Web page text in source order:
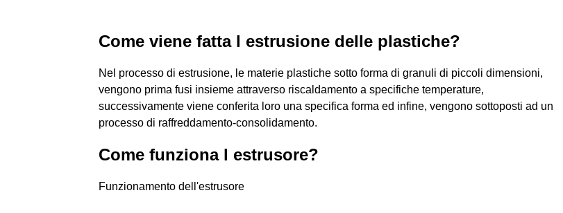
Come viene fatta l estrusione delle plastiche?
Nel processo di estrusione, le materie plastiche sotto forma di granuli di piccoli dimensioni,
vengono prima fusi insieme attraverso riscaldamento a specifiche temperature,
successivamente viene conferita loro una specifica forma ed infine, vengono sottoposti ad un
processo di raffreddamento-consolidamento.
Come funziona l estrusore?
Funzionamento dell'estrusore